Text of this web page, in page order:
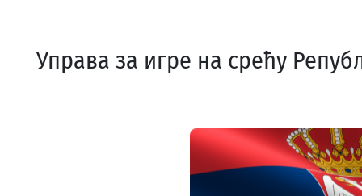
Управа за игре на срећу